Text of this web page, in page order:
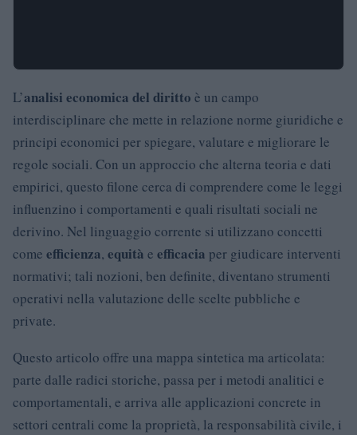
L’analisi economica del diritto è un campo
interdisciplinare che mette in relazione norme giuridiche e
principi economici per spiegare, valutare e migliorare le
regole sociali. Con un approccio che alterna teoria e dati
empirici, questo filone cerca di comprendere come le leggi
influenzino i comportamenti e quali risultati sociali ne
derivino. Nel linguaggio corrente si utilizzano concetti
come efficienza, equità e efficacia per giudicare interventi
normativi; tali nozioni, ben definite, diventano strumenti
operativi nella valutazione delle scelte pubbliche e
private.
Questo articolo offre una mappa sintetica ma articolata:
parte dalle radici storiche, passa per i metodi analitici e
comportamentali, e arriva alle applicazioni concrete in
settori centrali come la proprietà, la responsabilità civile, i